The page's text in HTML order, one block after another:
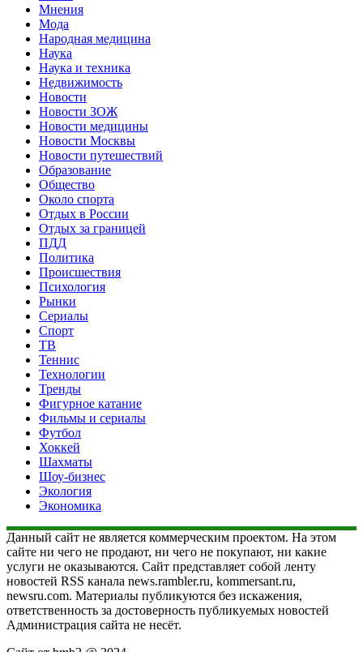
Мнения
Мода
Народная медицина
Наука
Наука и техника
Недвижимость
Новости
Новости ЗОЖ
Новости медицины
Новости Москвы
Новости путешествий
Образование
Общество
Около спорта
Отдых в России
Отдых за границей
ПДД
Политика
Происшествия
Психология
Рынки
Сериалы
Спорт
ТВ
Теннис
Технологии
Тренды
Фигурное катание
Фильмы и сериалы
Футбол
Хоккей
Шахматы
Шоу-бизнес
Экология
Экономика
Данный сайт не является коммерческим проектом. На этом
сайте ни чего не продают, ни чего не покупают, ни какие
услуги не оказываются. Сайт представляет собой ленту
новостей RSS канала news.rambler.ru, kommersant.ru,
newsru.com. Материалы публикуются без искажения,
ответственность за достоверность публикуемых новостей
Администрация сайта не несёт.